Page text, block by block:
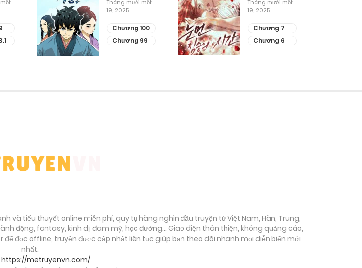
Tháng 9 27, 2025
Tháng 9 27, 2025
Tháng 9 27, 2025
Tháng 9 27, 2025
Tháng mười một
19, 2025
Chương 100
Chương 99
Tháng mười một
19, 2025
Chương 7
Chương 6
và tiểu thuyết online miễn phí, quy tụ hàng nghìn đầu truyện từ Việt Nam, Hàn, Trung,
động, fantasy, kinh dị, đam mỹ, học đường… Giao diện thân thiện, không quảng cáo,
đọc offline, truyện được cập nhật liên tục giúp bạn theo dõi nhanh mọi diễn biến mới
nhất.
https://metruyenvn.com/